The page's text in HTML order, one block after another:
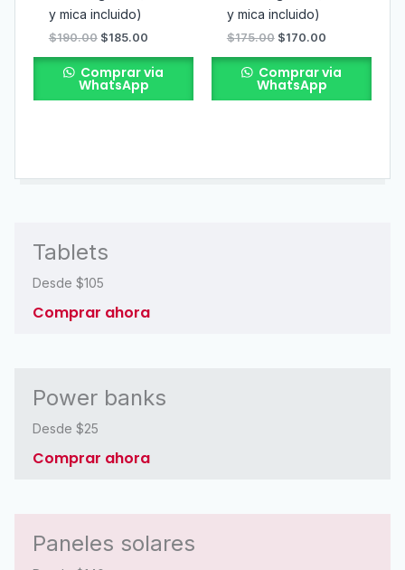
y mica incluido)
$190.00 $185.00
Comprar via
WhatsApp
y mica incluido)
$175.00 $170.00
Comprar via
WhatsApp
Tablets
Desde $105
Comprar ahora
Power banks
Desde $25
Comprar ahora
Paneles solares